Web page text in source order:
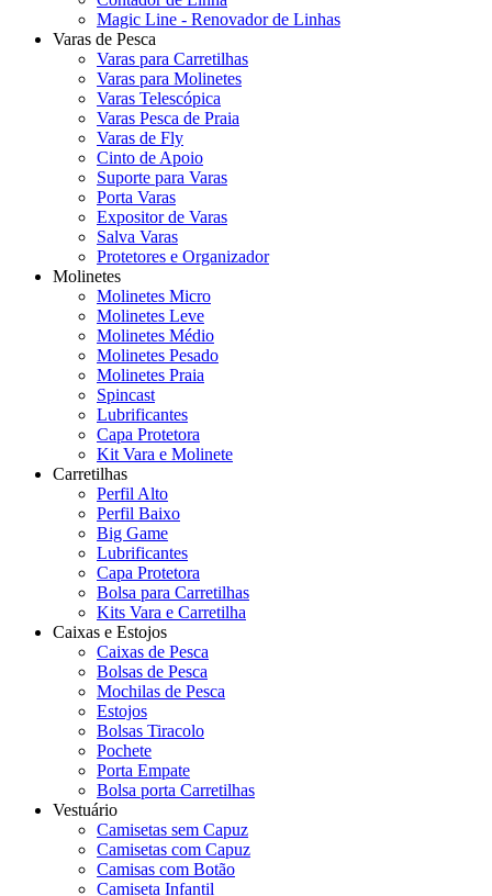
Magic Line - Renovador de Linhas
Varas de Pesca
Varas para Carretilhas
Varas para Molinetes
Varas Telescópica
Varas Pesca de Praia
Varas de Fly
Cinto de Apoio
Suporte para Varas
Porta Varas
Expositor de Varas
Salva Varas
Protetores e Organizador
Molinetes
Molinetes Micro
Molinetes Leve
Molinetes Médio
Molinetes Pesado
Molinetes Praia
Spincast
Lubrificantes
Capa Protetora
Kit Vara e Molinete
Carretilhas
Perfil Alto
Perfil Baixo
Big Game
Lubrificantes
Capa Protetora
Bolsa para Carretilhas
Kits Vara e Carretilha
Caixas e Estojos
Caixas de Pesca
Bolsas de Pesca
Mochilas de Pesca
Estojos
Bolsas Tiracolo
Pochete
Porta Empate
Bolsa porta Carretilhas
Vestuário
Camisetas sem Capuz
Camisetas com Capuz
Camisas com Botão
Camiseta Infantil